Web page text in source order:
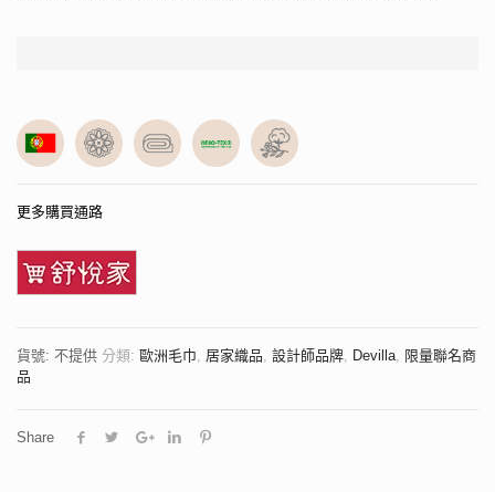
更多購買通路
貨號: 不提供 分類: 歐洲毛巾, 居家織品, 設計師品牌, Devilla, 限量聯名商
品
Share